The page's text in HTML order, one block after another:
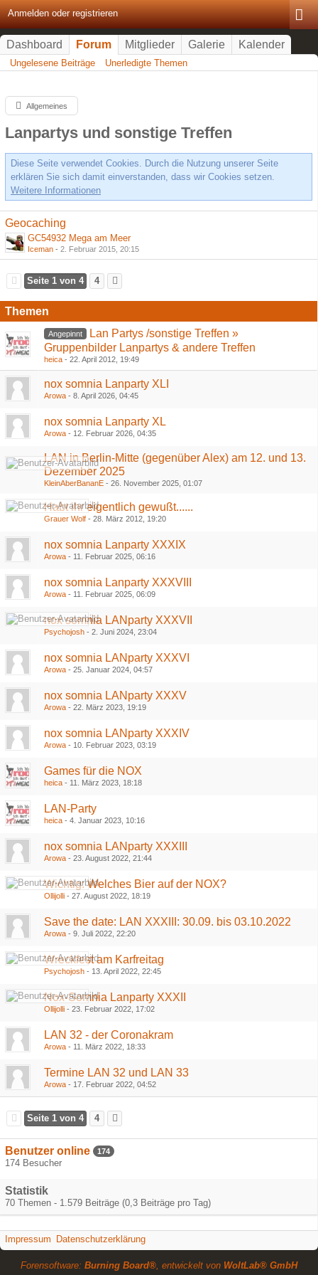
Anmelden oder registrieren
Dashboard Forum Mitglieder Galerie Kalender
Ungelesene Beiträge Unerledigte Themen
Allgemeines
Lanpartys und sonstige Treffen
Diese Seite verwendet Cookies. Durch die Nutzung unserer Seite
erklären Sie sich damit einverstanden, dass wir Cookies setzen.
Weitere Informationen
Geocaching
GC54932 Mega am Meer
Iceman - 2. Februar 2015, 20:15
Seite 1 von 4 4
Themen
Angepinnt
Lan Partys /sonstige Treffen »
Gruppenbilder Lanpartys & andere Treffen
heica - 22. April 2012, 19:49
nox somnia Lanparty XLI
Arowa - 8. April 2026, 04:45
nox somnia Lanparty XL
Arowa - 12. Februar 2026, 04:35
LAN in Berlin-Mitte (gegenüber Alex) am 12. und 13.
Dezember 2025
KleinAberBananE - 26. November 2025, 01:07
Habt ihr eigentlich gewußt......
Grauer Wolf - 28. März 2012, 19:20
nox somnia Lanparty XXXIX
Arowa - 11. Februar 2025, 06:16
nox somnia Lanparty XXXVIII
Arowa - 11. Februar 2025, 06:09
nox somnia LANparty XXXVII
Psychojosh - 2. Juni 2024, 23:04
nox somnia LANparty XXXVI
Arowa - 25. Januar 2024, 04:57
nox somnia LANparty XXXV
Arowa - 22. März 2023, 19:19
nox somnia LANparty XXXIV
Arowa - 10. Februar 2023, 03:19
Games für die NOX
heica - 11. März 2023, 18:18
LAN-Party
heica - 4. Januar 2023, 10:16
nox somnia LANparty XXXIII
Arowa - 23. August 2022, 21:44
Wichtig: Welches Bier auf der NOX?
Ollijolli - 27. August 2022, 18:19
Save the date: LAN XXXIII: 30.09. bis 03.10.2022
Arowa - 9. Juli 2022, 22:20
Wreckfest am Karfreitag
Psychojosh - 13. April 2022, 22:45
Nox-Somnia Lanparty XXXII
Ollijolli - 23. Februar 2022, 17:02
LAN 32 - der Coronakram
Arowa - 11. März 2022, 18:33
Termine LAN 32 und LAN 33
Arowa - 17. Februar 2022, 04:52
Seite 1 von 4 4
Benutzer online 174
174 Besucher
Statistik
70 Themen - 1.579 Beiträge (0,3 Beiträge pro Tag)
Impressum Datenschutzerklärung
Forensoftware: Burning Board®, entwickelt von WoltLab® GmbH